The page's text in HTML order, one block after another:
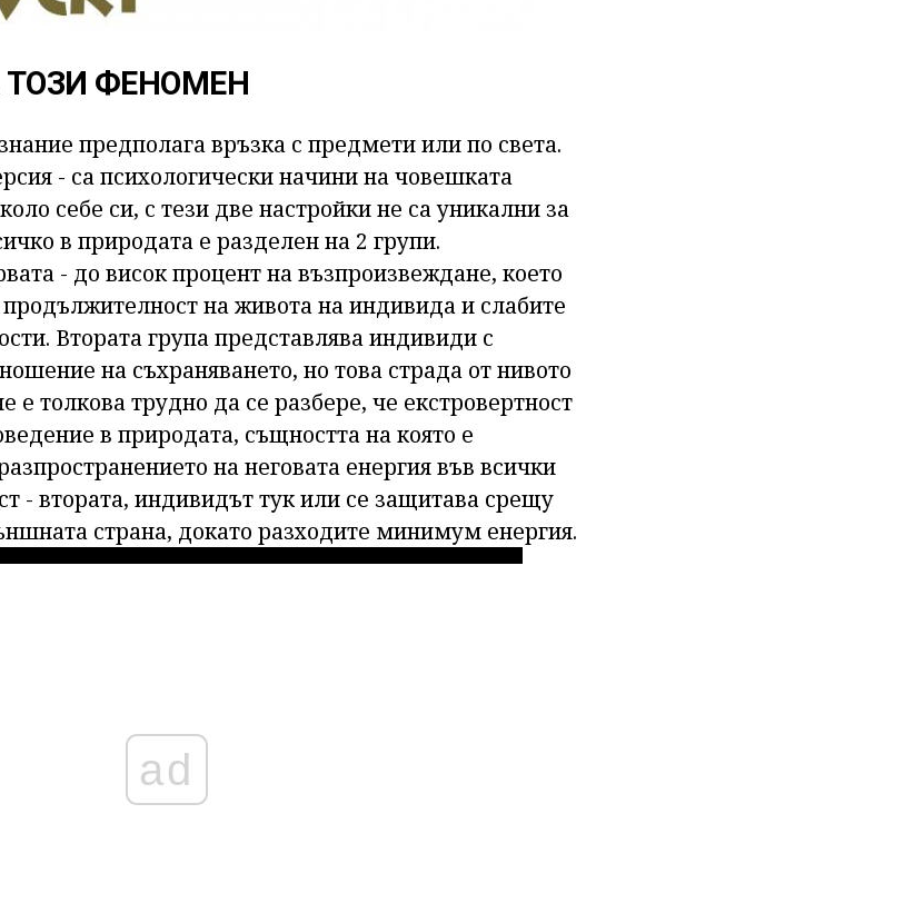
ТОЗИ ФЕНОМЕН
предполага връзка с предмети или по света.
- са психологически начини на човешката
себе си, с тези две настройки не са уникални за
в природата е разделен на 2 групи.
- до висок процент на възпроизвеждане, което
на живота на индивида и слабите
Втората група представлява индивиди с
на съхраняването, но това страда от нивото
е толкова трудно да се разбере, че екстровертност
в природата, същността на която е
на неговата енергия във всички
- втората, индивидът тук или се защитава срещу
страна, докато разходите минимум енергия.
ad